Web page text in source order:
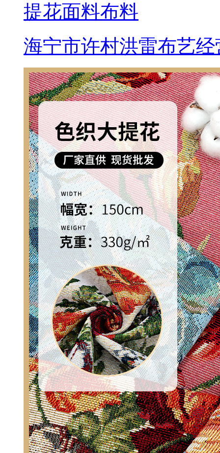
提花面料布料
海宁市许村洪雷布艺经